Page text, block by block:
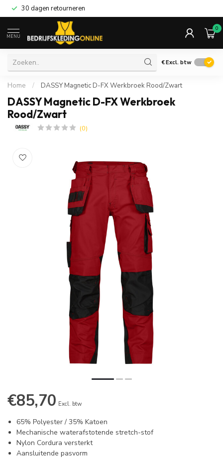
30 dagen retourneren
MENU
0
€Excl. btw
Home / DASSY Magnetic D-FX Werkbroek Rood/Zwart
DASSY Magnetic D-FX Werkbroek
Rood/Zwart
(0)
€85,70 Excl. btw
65% Polyester / 35% Katoen
Mechanische waterafstotende stretch-stof
Nylon Cordura versterkt
Aansluitende pasvorm